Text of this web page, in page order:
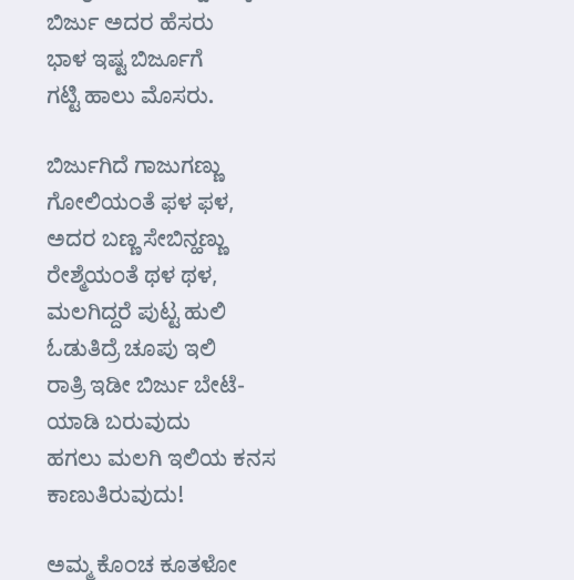
ಬಿರ್ಜು ಅದರ ಹೆಸರು
ಭಾಳ ಇಷ್ಟ ಬಿರ್ಜೂಗೆ
ಗಟ್ಟಿ ಹಾಲು ಮೊಸರು.
ಬಿರ್ಜುಗಿದೆ ಗಾಜುಗಣ್ಣು
ಗೋಲಿಯಂತೆ ಫಳ ಫಳ,
ಅದರ ಬಣ್ಣ ಸೇಬಿನ್ಹಣ್ಣು
ರೇಶ್ಮೆಯಂತೆ ಥಳ ಥಳ,
ಮಲಗಿದ್ದರೆ ಪುಟ್ಟ ಹುಲಿ
ಓಡುತಿದ್ರೆ ಚೂಪು ಇಲಿ
ರಾತ್ರಿ ಇಡೀ ಬಿರ್ಜು ಬೇಟೆ-
ಯಾಡಿ ಬರುವುದು
ಹಗಲು ಮಲಗಿ ಇಲಿಯ ಕನಸ
ಕಾಣುತಿರುವುದು!
ಅಮ್ಮ ಕೊಂಚ ಕೂತಳೋ